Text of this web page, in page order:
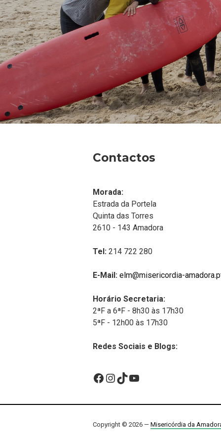
Contactos
Morada:
Estrada da Portela
Quinta das Torres
2610 - 143 Amadora
Tel:214 722 280
E-Mail: elm@misericordia-
Horário Secretaria:
2ªF a 6ªF - 8h30 às 17h30
5ªF - 12h00 às 17h30
Redes Sociais e Blogs:
Facebook
Instagram
TikTok
YouTube
Copyright © 2026 — Misericórdia da